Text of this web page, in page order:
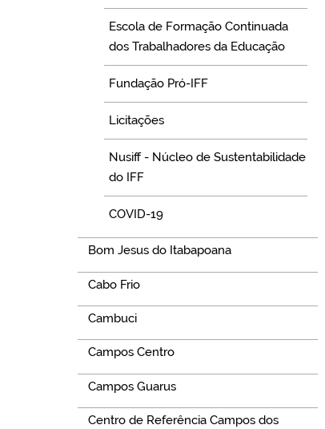
Escola de Formação Continuada
dos Trabalhadores da Educação
Fundação Pró-IFF
Licitações
Nusiff - Núcleo de Sustentabilidade
do IFF
COVID-19
Bom Jesus do Itabapoana
Cabo Frio
Cambuci
Campos Centro
Campos Guarus
Centro de Referência Campos dos